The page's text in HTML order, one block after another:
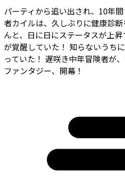
パーティから追い出され、10年
者カイルは、久しぶりに健康診
んと、日に日にステータスが上昇
が覚醒していた！ 知らないうち
っていた！ 遅咲き中年冒険者が
ファンタジー、開幕！